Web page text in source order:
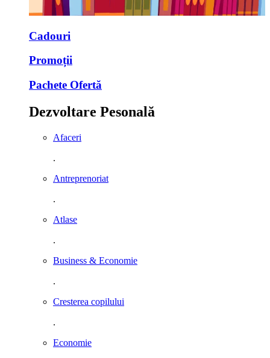
Cadouri
Promoții
Pachete Ofertă
Dezvoltare Pesonală
Afaceri
.
Antreprenoriat
.
Atlase
.
Business & Economie
.
Cresterea copilului
.
Economie